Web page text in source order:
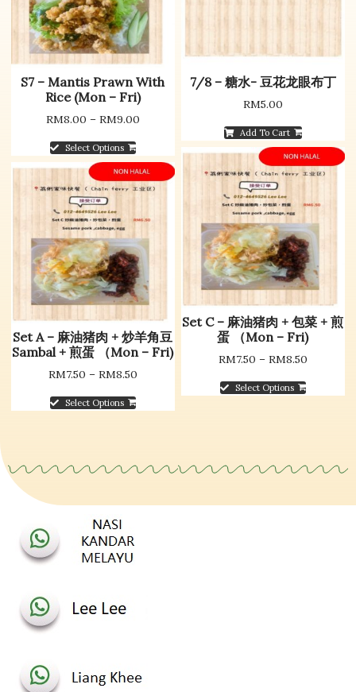
S7 – Mantis Prawn With
Rice (Mon – Fri)
RM8.00 – RM9.00
Select Options
7/8 – 糖水- 豆花龙眼布丁
RM5.00
Add To Cart
Set C – 麻油猪肉 + 包菜 + 煎
蛋 （Mon – Fri)
RM7.50 – RM8.50
Select Options
Set A – 麻油猪肉 + 炒羊角豆
Sambal + 煎蛋 （Mon – Fri)
RM7.50 – RM8.50
Select Options